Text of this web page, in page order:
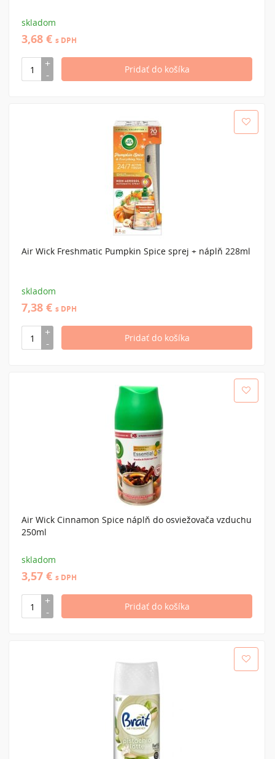
skladom
3,68 € s DPH
Air Wick Freshmatic Pumpkin Spice sprej + náplň 228ml
skladom
7,38 € s DPH
Air Wick Cinnamon Spice náplň do osviežovača vzduchu
250ml
skladom
3,57 € s DPH